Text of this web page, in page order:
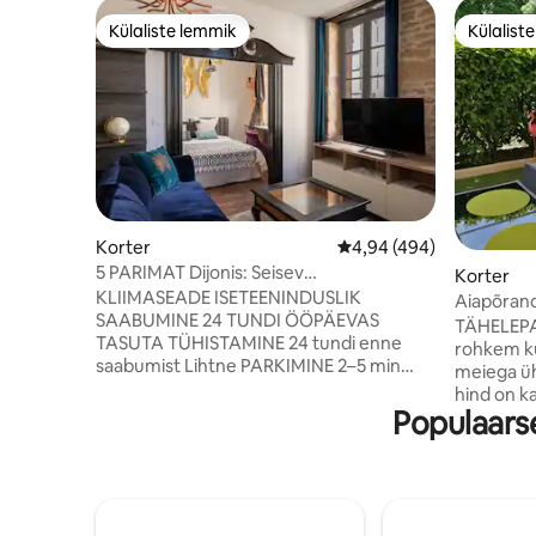
Külaliste lemmik
Külaliste lemmik
Korter Keskmine hinnang
4,94 (494)
5 PARIMAT Dijonis: Seisev
sviit/katedraalivaade
KLIIMASEADE ISETEENINDUSLIK
SAABUMINE 24 TUNDI ÖÖPÄEVAS
TASUTA TÜHISTAMINE 24 tundi enne
saabumist Lihtne PARKIMINE 2–5 min
Korter
rohkem
meiega
hind on
fliisiga
10 minuti